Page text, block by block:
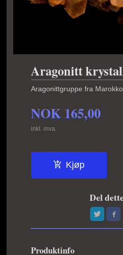
Aragonitt
Aragonittgruppe fra Marokko
NOK 165,00
inkl. mva.
Kjøp
Del
Produktinfo